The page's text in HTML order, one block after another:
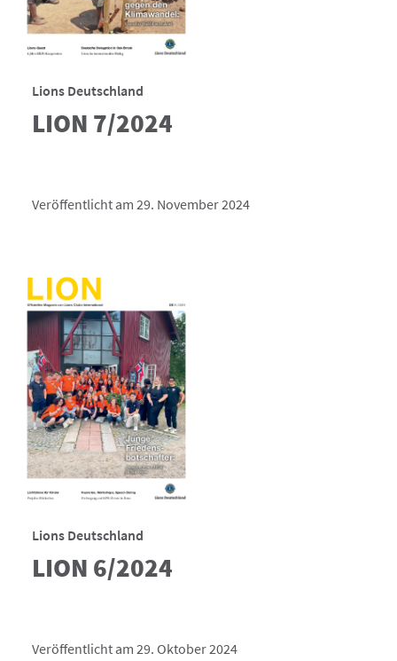
Lions Deutschland
LION 7/2024
Veröffentlicht am 29. November 2024
Lions Deutschland
LION 6/2024
Veröffentlicht am 29. Oktober 2024